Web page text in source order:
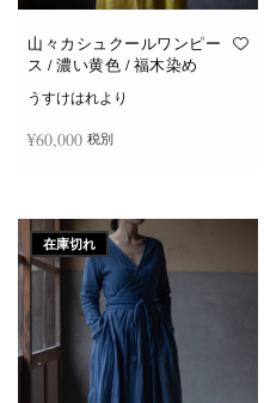
山々カシュクールワンピー
ス / 濃い黄色 / 福木染め
うすけはれより
¥60,000 税別
在庫切れ